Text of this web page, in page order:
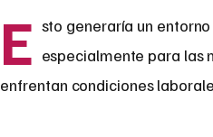
E sto generaría un
especialmente para las
enfrentan condiciones